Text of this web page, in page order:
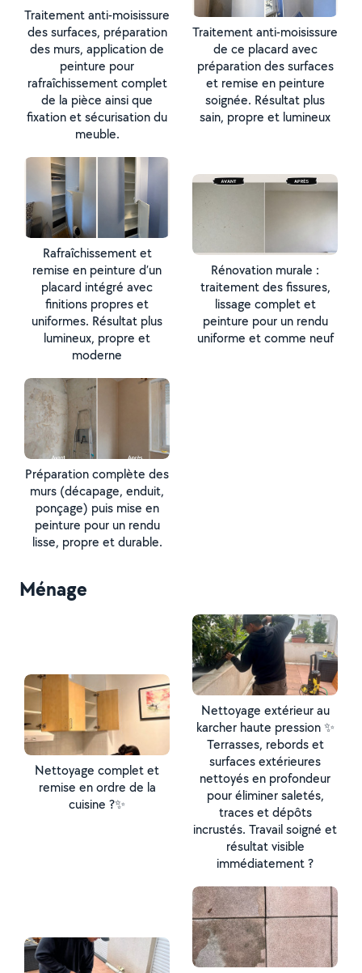
Traitement anti-moisissure
des surfaces, préparation
des murs, application de
peinture pour
rafraîchissement complet
de la pièce ainsi que
fixation et sécurisation du
meuble.
Traitement anti-moisissure
de ce placard avec
préparation des surfaces
et remise en peinture
soignée. Résultat plus
sain, propre et lumineux
Rafraîchissement et
remise en peinture d’un
placard intégré avec
finitions propres et
uniformes. Résultat plus
lumineux, propre et
moderne
Rénovation murale :
traitement des fissures,
lissage complet et
peinture pour un rendu
uniforme et comme neuf
Préparation complète des
murs (décapage, enduit,
ponçage) puis mise en
peinture pour un rendu
lisse, propre et durable.
Ménage
Nettoyage complet et
remise en ordre de la
cuisine ?✨
Nettoyage extérieur au
karcher haute pression ✨
Terrasses, rebords et
surfaces extérieures
nettoyés en profondeur
pour éliminer saletés,
traces et dépôts
incrustés. Travail soigné et
résultat visible
immédiatement ?